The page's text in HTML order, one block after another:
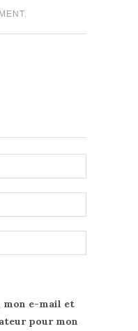
mon e-mail et
pour mon